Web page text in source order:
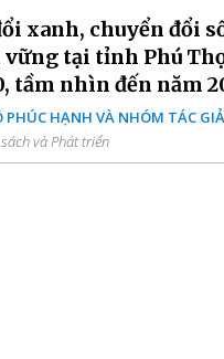
xanh, chuyển đổi
tại tỉnh Phú
tầm nhìn đến năm
PHÚC HẠNH VÀ NHÓM TÁC
và Phát triển